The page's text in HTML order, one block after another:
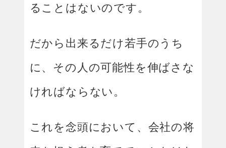
ることはないのです。
だから出来るだけ若手のうち
に、その人の可能性を伸ばさな
ければならない。
これを念頭において、会社の将